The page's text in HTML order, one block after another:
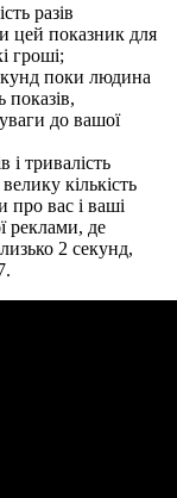
разів
цей показник для
гроші;
поки людина
показів,
до вашої
і тривалість
кількість
про вас і ваші
реклами, де
2 секунд,